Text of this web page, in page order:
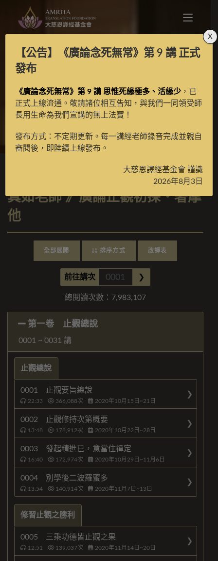
廣論止觀初探・奢摩
他
真如老師 》廣論止觀初探・奢摩
他
全部展開 排序方式 改譯表
前往講次 ❯
總閱讀次數： 7,983,107
第一卷 止觀總說
0001 ~ 0031 講
止觀總說
0001 止觀要旨總說
22:33 366,088次 2020年10月15日~21日
0002 止觀修持次第概要
13:48 178,912次 2020年10月22日~28日
0003 發起精進已，意當住禪定
16:40 172,974次 2020年10月29日~11月6日
0004 別學後二波羅蜜多
13:54 140,914次 2020年11月7日~13日
修習止觀之勝利
0005 三乘功德皆止觀之果
12:51 139,037次 2020年11月14日~20日
【公告】 《廣論念死無常》第 9 講正式
發布
《廣論念死無常》第 9 講 思惟死緣極多、活緣少 ，已
正式上線流通。敬請諸位相互告知，與我們一同領受師
長用生命為我們宣講的無上法寶！
發布方式：不定期更新。每一講經老師錄音完成並親自
審閱後，即陸續上線發布。
大慈恩譯經基金會 謹識
2026年8月3日
X